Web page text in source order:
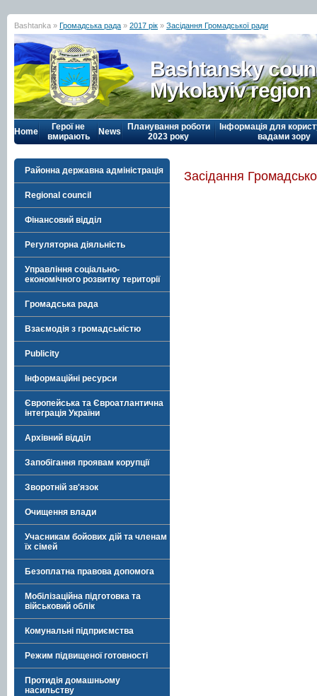
Bashtanka » Громадська рада » 2017 рік » Засідання Громадської ради
Bashtansky
Mykolayiv region
Home
Герої не
вмирають
News
Планування роботи
2023 року
Інформація для
вадами зору
Районна державна адміністрація
Regional council
Фінансовий відділ
Регуляторна діяльність
Управління соціально-
економічного розвитку території
Громадська рада
Взаємодія з громадськістю
Publicity
Інформаційні ресурси
Європейська та Євроатлантична
інтеграція України
Архівний відділ
Запобігання проявам корупції
Зворотній зв'язок
Очищення влади
Учасникам бойових дій та членам
їх сімей
Безоплатна правова допомога
Мобілізаційна підготовка та
військовий облік
Комунальні підприємства
Режим підвищеної готовності
Протидія домашньому
насильству
Засідання